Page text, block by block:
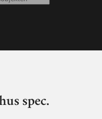
spec.